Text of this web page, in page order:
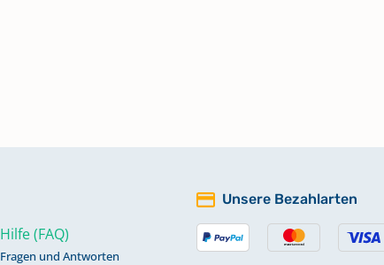
Hilfe (FAQ)
Fragen und Antworten
Unsere Bezahlarten